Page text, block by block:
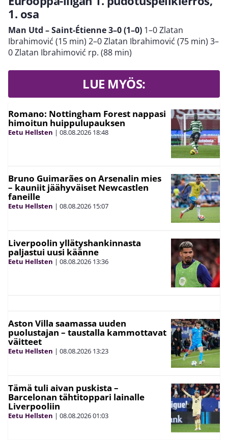
1. osa
Man Utd – Saint-Étienne 3–0 (1–0) 1–0 Zlatan
Ibrahimović (15 min) 2–0 Zlatan Ibrahimović (75 min) 3–
0 Zlatan Ibrahimović rp. (88 min)
LUE MYÖS:
Romano: Nottingham Forest nappasi
himoitun huippulupauksen
Eetu Hellsten | 08.08.2026 18:48
Bruno Guimarães on Arsenalin mies
– kauniit jäähyväiset Newcastlen
faneille
Eetu Hellsten | 08.08.2026 15:07
Liverpoolin yllätyshankinnasta
paljastui uusi käänne
Eetu Hellsten | 08.08.2026 13:36
Aston Villa saamassa uuden
puolustajan – taustalla kammottavat
väitteet
Eetu Hellsten | 08.08.2026 13:23
Tämä tuli aivan puskista –
Barcelonan tähtitoppari lainalle
Liverpooliin
Eetu Hellsten | 08.08.202601:03